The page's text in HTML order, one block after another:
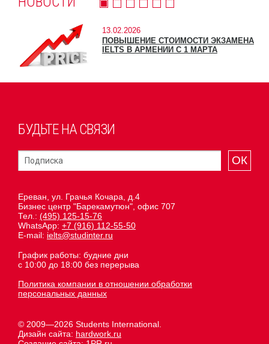
13.02.2026
ПОВЫШЕНИЕ СТОИМОСТИ ЭКЗАМЕНА
IELTS В АРМЕНИИ С 1 МАРТА
БУДЬТЕ НА СВЯЗИ
ОК
Ереван, ул. Грачья Кочара, д.4
Бизнес центр "Барекамутюн", офис 707
Тел.: (495) 125-15-76
WhatsApp: +7 (916) 112-55-50
E-mail: ielts@studinter.ru
График работы: будние дни
с 10:00 до 18:00 без перерыва
Политика компании в отношении обработки
персональных данных
© 2009—2026 Students International.
Дизайн сайта: hardwork.ru